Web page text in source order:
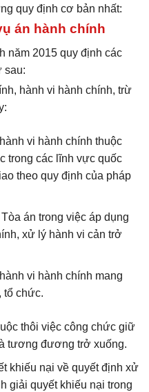
quy định cơ bản nhất:
án hành chính
năm 2015 quy định các
sau:
hành vi hành chính, trừ
vi hành chính thuộc
trong các lĩnh vực quốc
theo quy định của pháp
án trong việc áp dụng
xử lý hành vi cản trở
vi hành chính mang
tổ chức.
thôi việc công chức giữ
tương đương trở xuống.
khiếu nại về quyết định xử
giải quyết khiếu nại trong